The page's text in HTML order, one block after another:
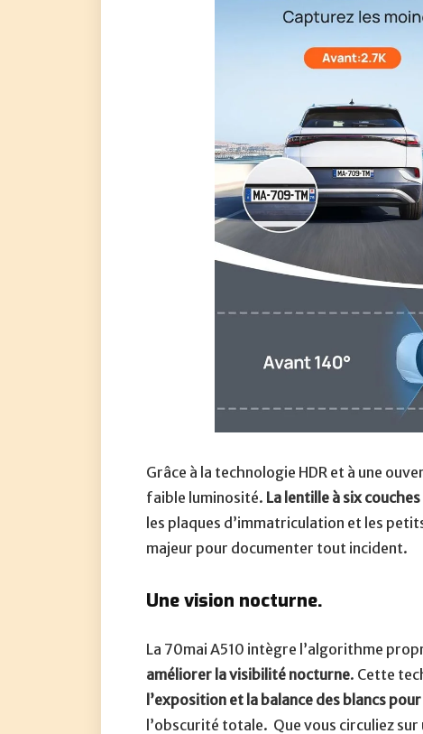
Grâce à la technologie HDR et à une
faible luminosité. La lentille à six
les plaques d’immatriculation et les
majeur pour documenter tout incident.
Une vision nocturne.
La 70mai A510 intègre l’algorithme
améliorer la visibilité nocturne. Cette
l’exposition et la balance des blancs
l’obscurité totale. Que vous circuliez